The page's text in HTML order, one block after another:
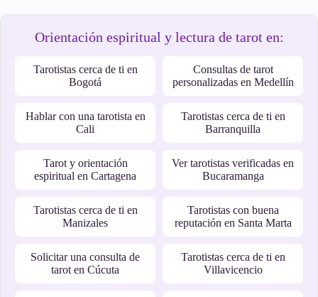
Orientación espiritual y lectura de tarot en:
Tarotistas cerca de ti en
Bogotá
Consultas de tarot
personalizadas en Medellín
Hablar con una tarotista en
Cali
Tarotistas cerca de ti en
Barranquilla
Tarot y orientación
espiritual en Cartagena
Ver tarotistas verificadas en
Bucaramanga
Tarotistas cerca de ti en
Manizales
Tarotistas con buena
reputación en Santa Marta
Solicitar una consulta de
tarot en Cúcuta
Tarotistas cerca de ti en
Villavicencio